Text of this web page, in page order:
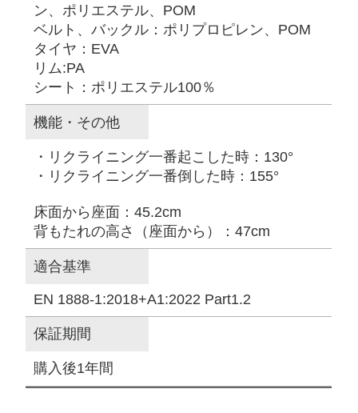
ン、ポリエステル、POM
ベルト、バックル：ポリプロピレン、POM
タイヤ：EVA
リム:PA
シート：ポリエステル100％
機能・その他
・リクライニング一番起こした時：130°
・リクライニング一番倒した時：155°
床面から座面：45.2cm
背もたれの高さ（座面から）：47cm
適合基準
EN 1888-1:2018+A1:2022 Part1.2
保証期間
購入後1年間